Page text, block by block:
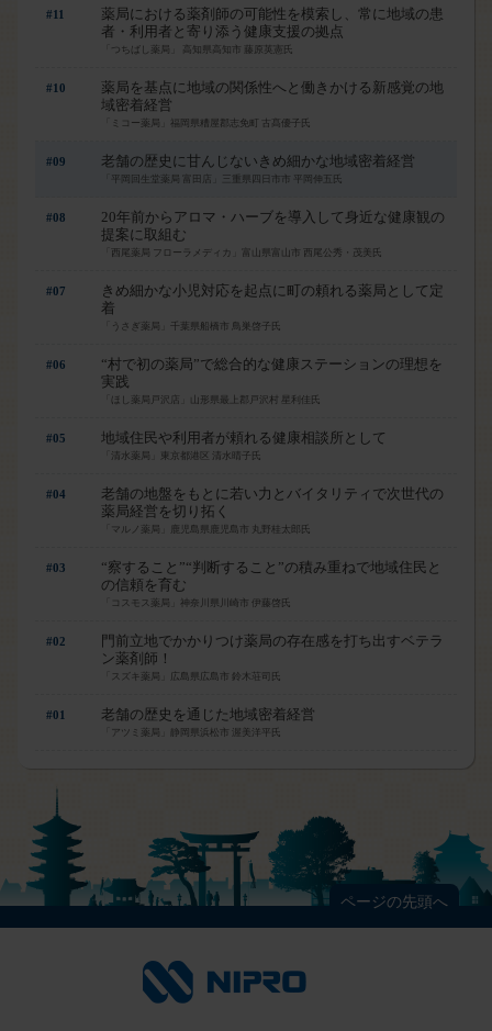
#11
薬局における薬剤師の可能性を模索し、常に地域の患
者・利用者と寄り添う健康支援の拠点
「つちばし薬局」 高知県高知市 藤原英憲氏
#10
薬局を基点に地域の関係性へと働きかける新感覚の地
域密着経営
「ミコー薬局」福岡県糟屋郡志免町 古髙優子氏
#09 老舗の歴史に甘んじないきめ細かな地域密着経営
「平岡回生堂薬局 富田店」三重県四日市市 平岡伸五氏
#08
20年前からアロマ・ハーブを導入して身近な健康観の
提案に取組む
「西尾薬局 フローラメディカ」富山県富山市 西尾公秀・茂美氏
#07
きめ細かな小児対応を起点に町の頼れる薬局として定
着
「うさぎ薬局」千葉県船橋市 鳥巣啓子氏
#06
“村で初の薬局”で総合的な健康ステーションの理想を
実践
「ほし薬局戸沢店」山形県最上郡戸沢村 星利佳氏
#05 地域住民や利用者が頼れる健康相談所として
「清水薬局」東京都港区 清水晴子氏
#04
老舗の地盤をもとに若い力とバイタリティで次世代の
薬局経営を切り拓く
「マルノ薬局」鹿児島県鹿児島市 丸野桂太郎氏
#03
“察すること”“判断すること”の積み重ねで地域住民と
の信頼を育む
「コスモス薬局」神奈川県川崎市 伊藤啓氏
#02
門前立地でかかりつけ薬局の存在感を打ち出すベテラ
ン薬剤師！
「スズキ薬局」広島県広島市 鈴木荘司氏
#01 老舗の歴史を通じた地域密着経営
「アツミ薬局」静岡県浜松市 渥美洋平氏
ページの先頭へ